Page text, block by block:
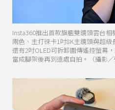
Insta360推出首款旗艦雙鏡頭雲台
兩色、主打徠卡1吋8K主鏡頭與超級
還有2吋OLED可拆卸圖傳遙控螢幕
當成腳架後再到遠處自拍。（攝影／